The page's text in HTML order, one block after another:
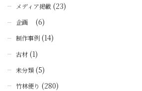
メディア掲載(23)
企画 (6)
制作事例(14)
古材(1)
未分類(5)
竹林便り (280)